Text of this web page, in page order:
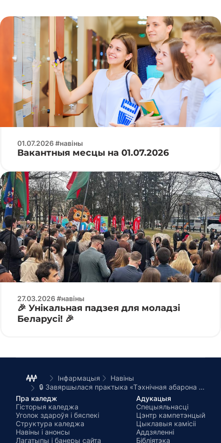
01.07.2026 #навіны
Вакантныя месцы на 01.07.2026
27.03.2026 #навіны
🎉 Унікальная падзея для моладзі
Беларусі! 🎉
Інфармацыя
Навіны
🔒 Завяршылася практыка «Тэхнічная абарона інфармацыі» у першага набору ТОИБ
Пра каледж
Гісторыя каледжа
Уголок здароўя і бяспекі
Структура каледжа
Навіны і анонсы
Лагатыпы і банеры сайта
Адукацыя
Спецыяльнасці
Цэнтр кампетэнцый
Цыклавыя камісіі
Аддзяленні
Бібліятэка